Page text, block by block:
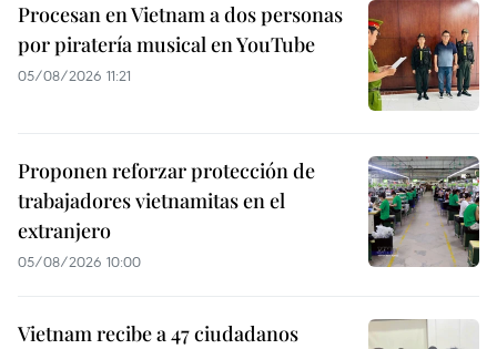
Procesan en Vietnam a dos personas
por piratería musical en YouTube
05/08/2026 11:21
Proponen reforzar protección de
trabajadores vietnamitas en el
extranjero
05/08/2026 10:00
Vietnam recibe a 47 ciudadanos